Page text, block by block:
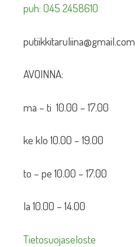
puh: 045 2458610
putiikkitaruliina@gmail.com
AVOINNA:
ma – ti 10.00 – 17.00
ke klo 10.00 – 19.00
to – pe 10.00 – 17.00
la 10.00 – 14.00
Tietosuojaseloste